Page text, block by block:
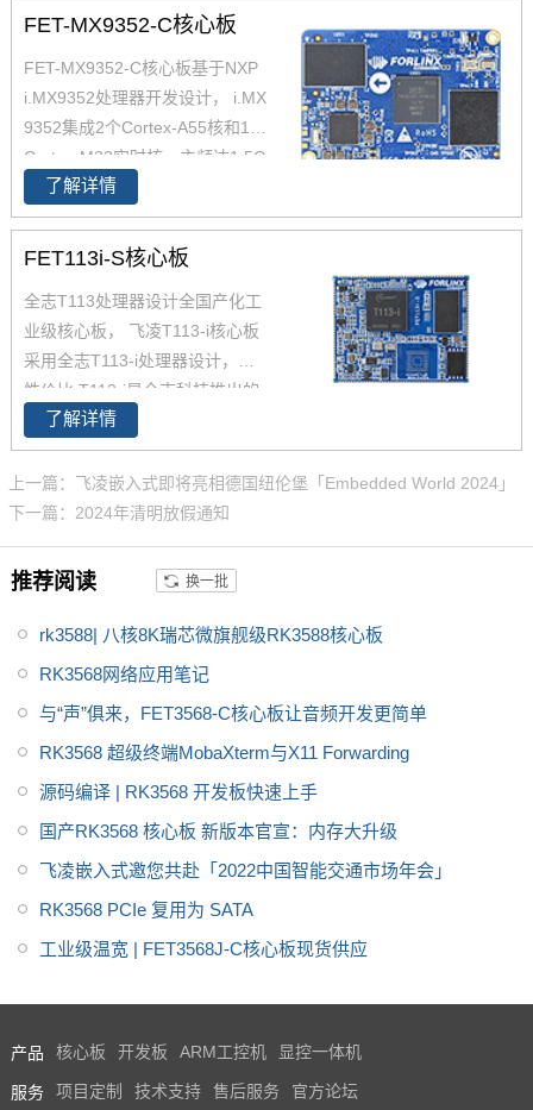
控制单元(TCU)、医疗设备等。
能支撑。飞凌FET3588-C核心板
力测试，确保在高端应用中能够
稳定运行。您可以通过飞凌提供
的rk3588开发套件充分评估和验
证其性能。
FET-MX9352-C核心板
FET-MX9352-C核心板基于NXP
i.MX9352处理器开发设计， i.MX
9352集成2个Cortex-A55核和1个
Cortex-M33实时核，主频达1.5G
Hz， 原生支持8路UART、2路Et
hernet(含1路TSN)、2路USB 2.
0、2路CAN-FD总线等常用接
证的 i.MX 6和i.MX 8基础上进行
了升级，集成NPU 可加速边缘机
器学习应用，i.MX9352核心板体
积小巧，便于嵌入到您的产品
中。
了解详情
FET113i-S核心板
全志T113处理器设计全国产化工
业级核心板， 飞凌T113-i核心板
采用全志T113-i处理器设计，高
性价比 T113-i是全志科技推出的
高性能工业控制处理器T113系
列。T113-i 主频1.2GHz，集成双
核Cortex-A7 CPU、64位玄铁C9
06 RISC-V CPU和HiFi4 DSP，
心板整板采用工业级国产元器
件，是工业、电力、交通等关键
领域实现国产化降本的优质之
数详解见参数表。推荐飞凌FET1
13i核心板
了解详情
上一篇：飞凌嵌入式即将亮相德国纽伦堡「Embedded World 2024」
下一篇：2024年清明放假通知
推荐阅读 换一批
rk3588| 八核8K瑞芯微旗舰级RK3588核心板
RK3568网络应用笔记
与“声”俱来，FET3568-C核心板让音频开发更简单
RK3568 超级终端MobaXterm与X11 Forwarding
源码编译 | RK3568 开发板快速上手
国产RK3568 核心板 新版本官宣：内存大升级
飞凌嵌入式邀您共赴「2022中国智能交通市场年会」
RK3568 PCIe 复用为 SATA
工业级温宽 | FET3568J-C核心板现货供应
产品 核心板 开发板 ARM工控机 显控一体机
服务 项目定制 技术支持 售后服务 官方论坛